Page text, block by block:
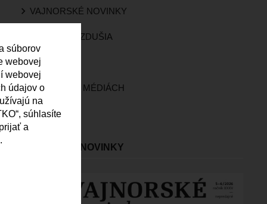
VAJNORSKÉ NOVINKY
KVALITA OVZDUŠIA
KAMERY
VAJNORY V MÉDIÁCH
ROZHLAS
VAJNORSKÉ NOVINKY
súborov
webovej
webovej
údajov o
na
súhlasíte
a